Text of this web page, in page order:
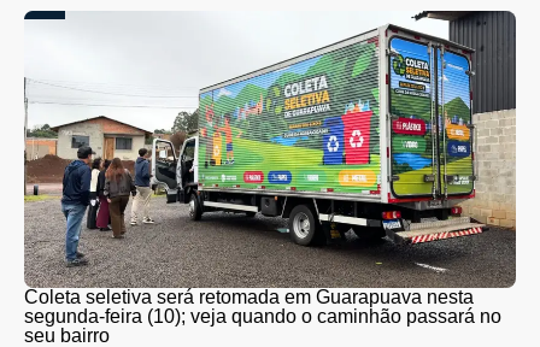
Coleta seletiva será retomada em Guarapuava nesta
segunda-feira (10); veja quando o caminhão passará no
seu bairro